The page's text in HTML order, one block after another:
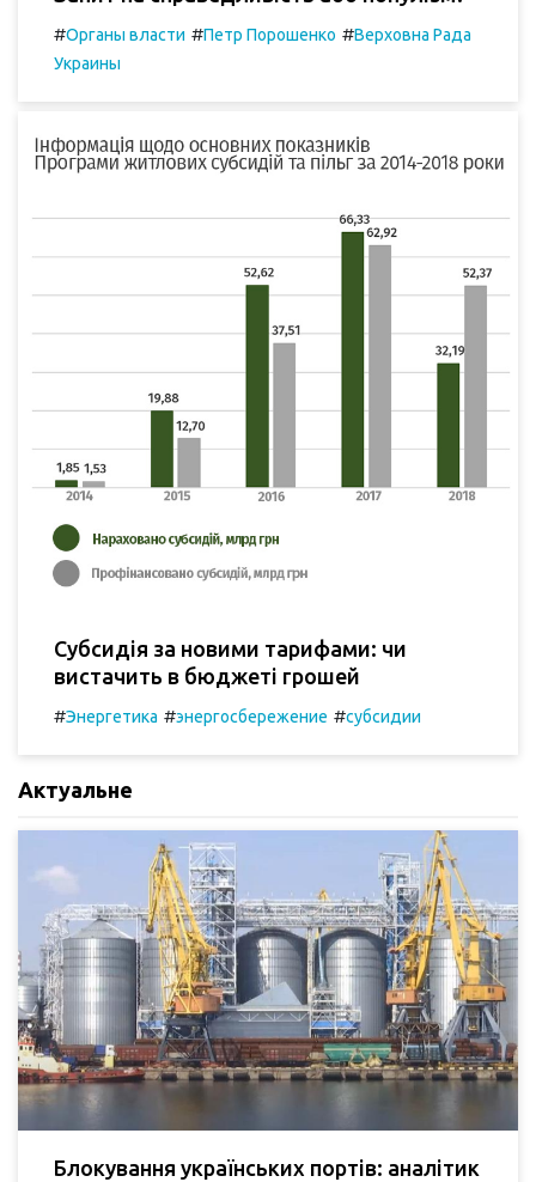
#Органы власти #Петр Порошенко #Верховна Рада
Украины
Субсидія за новими тарифами: чи
вистачить в бюджеті грошей
#Энергетика #энергосбережение #субсидии
Актуальне
Блокування українських портів: аналітик